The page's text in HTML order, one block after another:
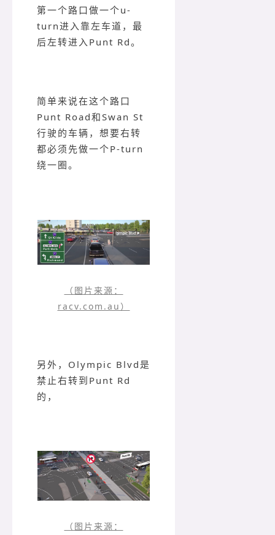
第一个路口做一个u-
turn进入靠左车道，最
后左转进入Punt Rd。
简单来说在这个路口
Punt Road和Swan St
行驶的车辆，想要右转
都必须先做一个P-turn
绕一圈。
（图片来源：
racv.com.au）
另外，Olympic Blvd是
禁止右转到Punt Rd
的，
（图片来源：